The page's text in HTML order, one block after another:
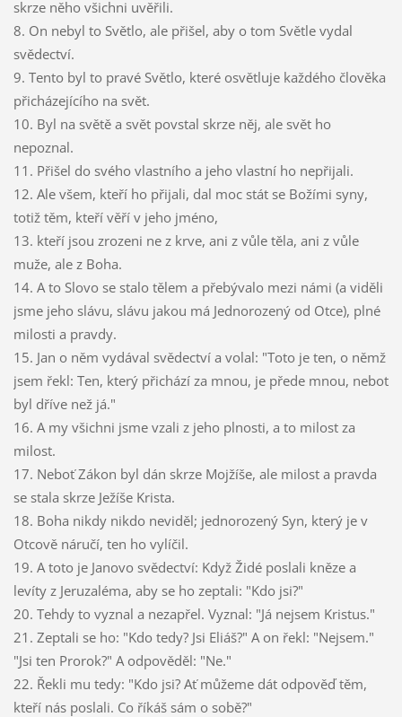
skrze něho všichni uvěřili.
8. On nebyl to Světlo, ale přišel, aby o tom Světle vydal
svědectví.
9. Tento byl to pravé Světlo, které osvětluje každého člověka
přicházejícího na svět.
10. Byl na světě a svět povstal skrze něj, ale svět ho
nepoznal.
11. Přišel do svého vlastního a jeho vlastní ho nepřijali.
12. Ale všem, kteří ho přijali, dal moc stát se Božími syny,
totiž těm, kteří věří v jeho jméno,
13. kteří jsou zrozeni ne z krve, ani z vůle těla, ani z vůle
muže, ale z Boha.
14. A to Slovo se stalo tělem a přebývalo mezi námi (a viděli
jsme jeho slávu, slávu jakou má Jednorozený od Otce), plné
milosti a pravdy.
15. Jan o něm vydával svědectví a volal: "Toto je ten, o němž
jsem řekl: Ten, který přichází za mnou, je přede mnou, neboť
byl dříve než já."
16. A my všichni jsme vzali z jeho plnosti, a to milost za
milost.
17. Neboť Zákon byl dán skrze Mojžíše, ale milost a pravda
se stala skrze Ježíše Krista.
18. Boha nikdy nikdo neviděl; jednorozený Syn, který je v
Otcově náručí, ten ho vylíčil.
19. A toto je Janovo svědectví: Když Židé poslali kněze a
levíty z Jeruzaléma, aby se ho zeptali: "Kdo jsi?"
20. Tehdy to vyznal a nezapřel. Vyznal: "Já nejsem Kristus."
21. Zeptali se ho: "Kdo tedy? Jsi Eliáš?" A on řekl: "Nejsem."
"Jsi ten Prorok?" A odpověděl: "Ne."
22. Řekli mu tedy: "Kdo jsi? Ať můžeme dát odpověď těm,
kteří nás poslali. Co říkáš sám o sobě?"